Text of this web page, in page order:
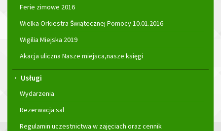
Ferie zimowe 2016
Wielka Orkiestra Świątecznej Pomocy 10.01.2016
Wigilia Miejska 2019
Akacja uliczna Nasze miejsca,nasze księgi
Usługi
Wydarzenia
Rezerwacja sal
Regulamin uczestnictwa w zajęciach oraz cennik